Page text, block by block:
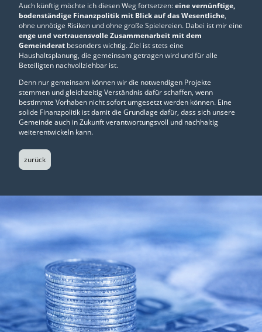
Auch künftig möchte ich diesen Weg fortsetzen:eine vernünftige,
bodenständige Finanzpolitik mit Blick auf das Wesentliche,
ohne unnötige Risiken und ohne große Spielereien. Dabei ist mir eine
enge und vertrauensvolle Zusammenarbeit mit dem
Gemeinderat besonders wichtig. Ziel ist stets eine
Haushaltsplanung, die gemeinsam getragen wird und für alle
Beteiligten nachvollziehbar ist.
Denn nur gemeinsam können wir die notwendigen Projekte
stemmen und gleichzeitig Verständnis dafür schaffen, wenn
bestimmte Vorhaben nicht sofort umgesetzt werden können. Eine
solide Finanzpolitik ist damit die Grundlage dafür, dass sich unsere
Gemeinde auch in Zukunft verantwortungsvoll und nachhaltig
weiterentwickeln kann.
zurück